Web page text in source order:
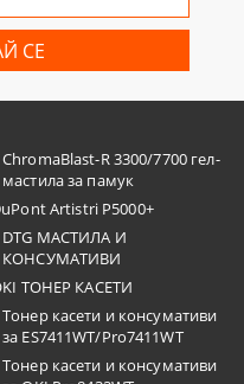
ChromaBlast-R 3300/7700 гел-
мастила за памук
Artistri P5000+
DTG МАСТИЛА И
КОНСУМАТИВИ
ТОНЕР КАСЕТИ
Тонер касети и консумативи
за ES7411WT/Pro7411WT
Тонер касети и консумативи